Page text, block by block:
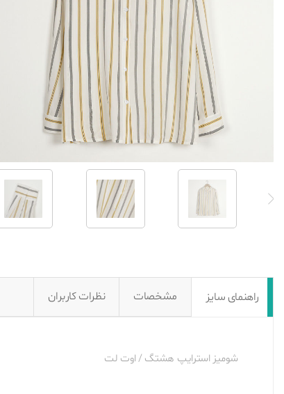
راهنمای سایز مشخصات نظرات کاربران
شومیز استرایپ هشتگ / اوت لت